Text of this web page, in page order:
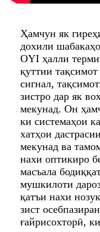
Ҳамчун як
дохили
OYI ҳалли
қуттии
сигнал,
зистро дар як
мекунад. Он
ки системаҳои
хатҳои
мекунад ва
нахи оптикиро
масъала
мушкилоти
қатъи нахи
зист
ғайрисохторӣ,